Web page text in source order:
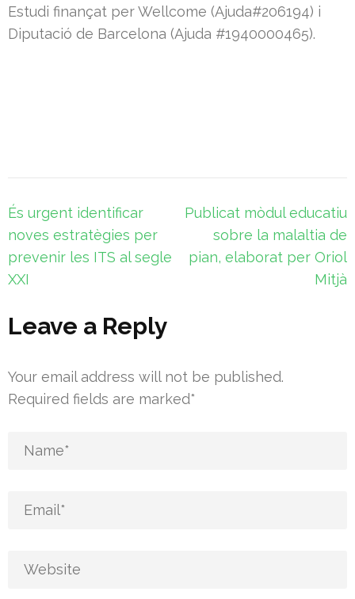
Estudi finançat per Wellcome (Ajuda#206194) i
Diputació de Barcelona (Ajuda #1940000465).
Navegació
d'entrades
És urgent identificar
noves estratègies per
prevenir les ITS al segle
XXI
Publicat mòdul educatiu
sobre la malaltia de
pian, elaborat per Oriol
Mitjà
Leave a Reply
Your email address will not be published.
Required fields are marked*